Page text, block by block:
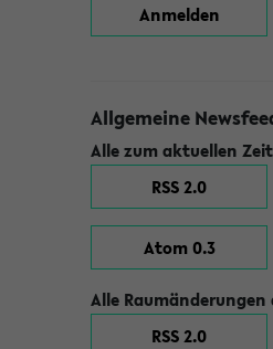
Anmelden
Allgemeine
Alle zum aktuellen
RSS 2.0
Atom 0.3
Alle
RSS 2.0